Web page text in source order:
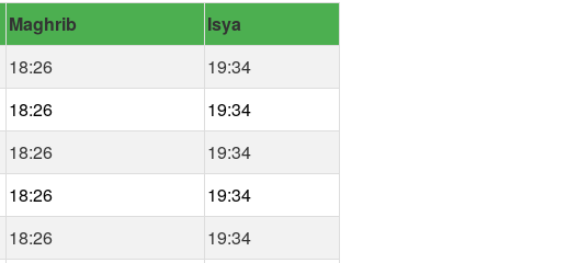
Maghrib
Isya
18:26
19:34
18:26
19:34
18:26
19:34
18:26
19:34
18:26
19:34